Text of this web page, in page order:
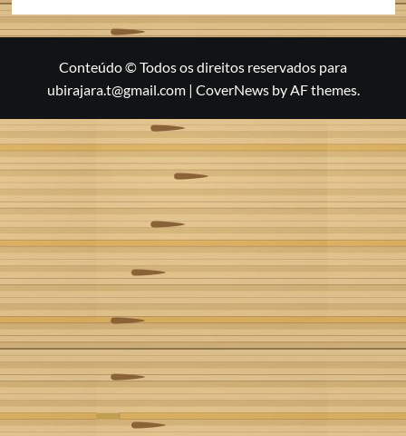
Conteúdo © Todos os direitos reservados para
ubirajara.t@gmail.com | CoverNewsby AF themes.